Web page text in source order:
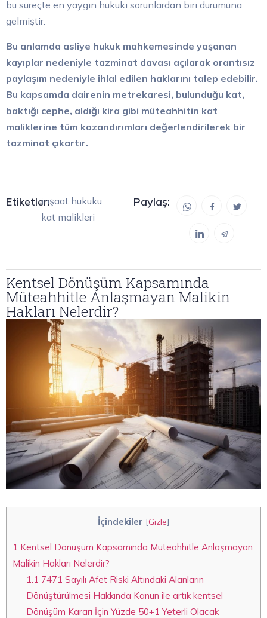
bu süreçte en yaygın hukuki sorunlardan biri durumuna
gelmiştir.
Bu anlamda asliye hukuk mahkemesinde yaşanan
kayıplar nedeniyle tazminat davası açılarak orantısız
paylaşım nedeniyle ihlal edilen haklarını talep edebilir.
Bu kapsamda dairenin metrekaresi, bulunduğu kat,
baktığı cephe, aldığı kira gibi müteahhitin kat
maliklerine tüm kazandırımları değerlendirilerek bir
tazminat çıkartır.
Etiketler:inşaat hukuku
kat malikleri
Paylaş:
Kentsel Dönüşüm Kapsamında
Müteahhitle Anlaşmayan Malikin
Hakları Nelerdir?
İçindekiler [Gizle]
1 Kentsel Dönüşüm Kapsamında Müteahhitle Anlaşmayan
Malikin Hakları Nelerdir?
1.1 7471 Sayılı Afet Riski Altındaki Alanların
Dönüştürülmesi Hakkında Kanun ile artık kentsel
Dönüşüm Kararı İçin Yüzde 50+1 Yeterli Olacak